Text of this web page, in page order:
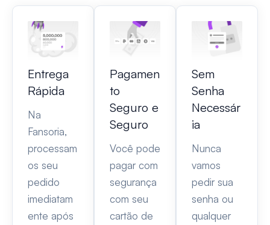
Entrega
Rápida
Na
Fansoria,
processam
os seu
pedido
imediatam
ente após
Pagamen
to
Seguro e
Seguro
Você pode
pagar com
segurança
com seu
cartão de
Sem
Senha
Necessár
ia
Nunca
vamos
pedir sua
senha ou
qualquer